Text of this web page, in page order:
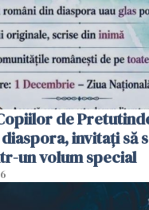
de
invitați să
un volum special